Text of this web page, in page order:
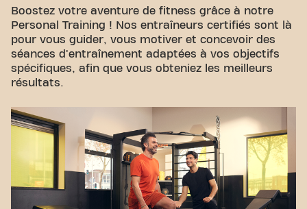
Boostez votre aventure de fitness grâce à notre
Personal Training ! Nos entraîneurs certifiés sont là
pour vous guider, vous motiver et concevoir des
séances d'entraînement adaptées à vos objectifs
spécifiques, afin que vous obteniez les meilleurs
résultats.